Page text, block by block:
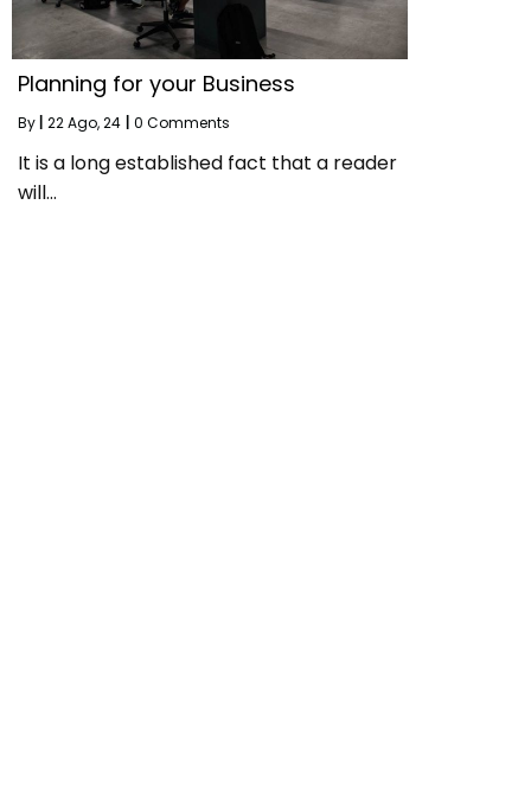
Planning for your Business
By 22Ago, 24 0 Comments
It is a long established fact that a reader
will…